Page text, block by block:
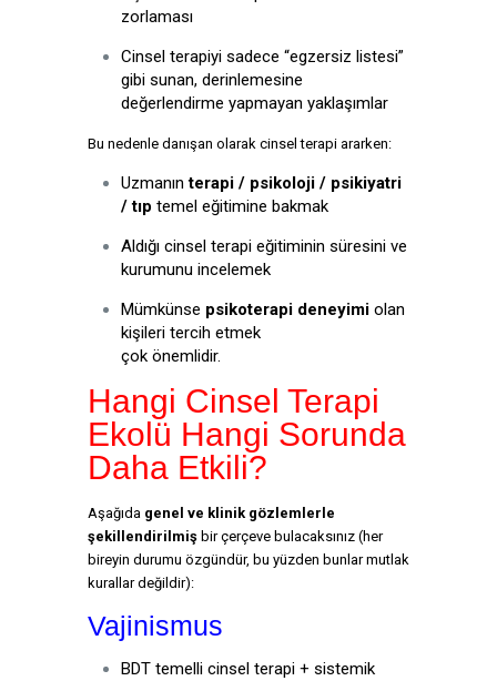
zorlaması
Cinsel terapiyi sadece “egzersiz listesi”
gibi sunan, derinlemesine
değerlendirme yapmayan yaklaşımlar
Bu nedenle danışan olarak cinsel terapi ararken:
Uzmanınterapi / psikoloji / psikiyatri
/ tıp temel eğitimine bakmak
Aldığı cinsel terapi eğitiminin süresini ve
kurumunu incelemek
Mümkünse psikoterapi deneyimi olan
kişileri tercih etmek
çok önemlidir.
Hangi Cinsel Terapi
Ekolü Hangi Sorunda
Daha Etkili?
Aşağıda genel ve klinik gözlemlerle
şekillendirilmiş bir çerçeve bulacaksınız (her
bireyin durumu özgündür, bu yüzden bunlar mutlak
kurallar değildir):
Vajinismus
BDT temelli cinsel terapi + sistemik